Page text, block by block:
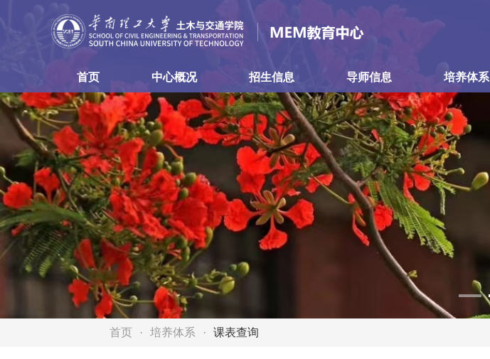
首页 中心概况 招生信息 导师信息 培养体系
首页 培养体系 课表查询